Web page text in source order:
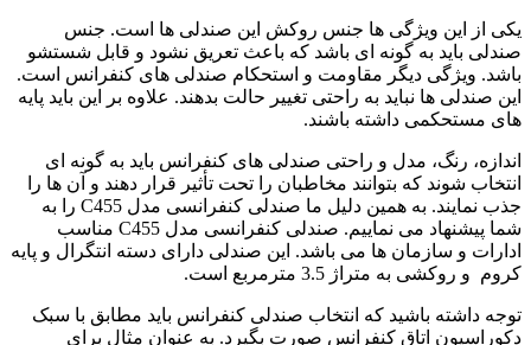
یکی از این ویژگی ها جنس روکش این صندلی ها است. جنس
صندلی باید به گونه ای باشد که باعث تعریق نشود و قابل شستشو
باشد. ویژگی دیگر مقاومت و استحکام صندلی های کنفرانس است.
این صندلی ها نباید به راحتی تغییر حالت بدهند. علاوه بر این باید پایه
های مستحکمی داشته باشند.
اندازه، رنگ، مدل و راحتی صندلی های کنفرانس باید به گونه ای
انتخاب شوند که بتوانند مخاطبان را تحت تأثیر قرار دهند و آن ها را
جذب نمایند. به همین دلیل ما صندلی کنفرانسی مدل C455 را به
شما پیشنهاد می نماییم. صندلی کنفرانسی مدل C455 مناسب
ادارات و سازمان ها می باشد. این صندلی دارای دسته انتگرال و پایه
کروم و روکشی به متراژ 3.5 مترمربع است.
توجه داشته باشید که انتخاب صندلی کنفرانس باید مطابق با سبک
دکوراسیون اتاق کنفرانس صورت بگیرد. به عنوان مثال برای